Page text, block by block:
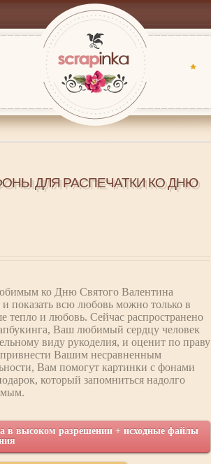
ДЛЯ РАСПЕЧАТКИ КО ДНЮ
ко Дню Святого Валентина
показать всю любовь можно только в
и любовь. Сейчас распространено
Ваш любимый сердцу человек
виду рукоделия, и оценит по праву
Вашим несравненным
Вам помогут картинки с фонами
который запомниться надолго
в высоком разрешении + исходные файлы